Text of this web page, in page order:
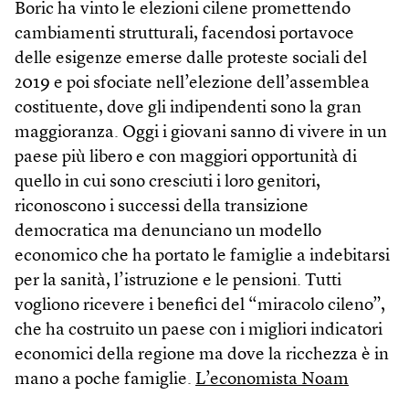
Boric ha vinto le elezioni cilene promettendo
cambiamenti strutturali, facendosi portavoce
delle esigenze emerse dalle proteste sociali del
2019 e poi sfociate nell’elezione dell’assemblea
costituente, dove gli indipendenti sono la gran
maggioranza. Oggi i giovani sanno di vivere in un
paese più libero e con maggiori opportunità di
quello in cui sono cresciuti i loro genitori,
riconoscono i successi della transizione
democratica ma denunciano un modello
economico che ha portato le famiglie a indebitarsi
per la sanità, l’istruzione e le pensioni. Tutti
vogliono ricevere i benefici del “miracolo cileno”,
che ha costruito un paese con i migliori indicatori
economici della regione ma dove la ricchezza è in
mano a poche famiglie. L’economista Noam